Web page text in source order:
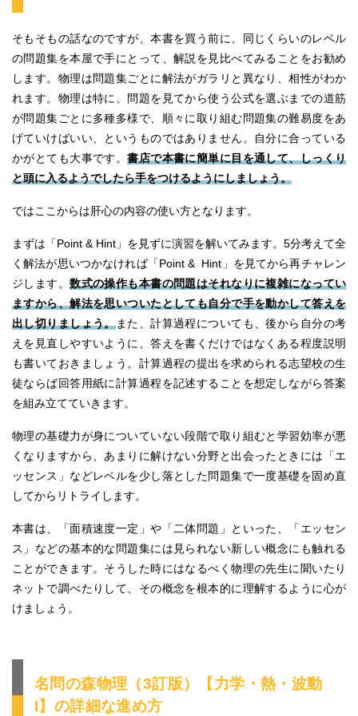
そもそもの話なのですが、本書を買う前に、同じくらいのレベル
の問題集を本屋で手にとって、解説を見比べてみることをお勧め
します。物理は問題集ごとに解法がガラリと異なり、相性がわか
れます。物理は特に、問題を見てから使う公式を選ぶまでの道筋
が問題集ごとに多種多様で、順々に取り組む問題集の難易度をあ
げていけばいい、というものではありません。自分に合っている
かがとても大事です。書店で本書に簡単に目を通して、しっくり
と頭に入るようでしたら手をつけるようにしましょう。
ではここからは肝心の内容の使い方となります。
まずは「Point & Hint」を見ずに演習を解いてみます。5分考えて全
く解法が思いつかなければ「Point & Hint」を見てから再チャレン
ジします。数式の操作も本書の問題はそれなりに複雑になってい
ますから、解法を思いついたとしても自分で手を動かして答えを
出し切りましょう。また、計算過程についても、後から自分の考
えを見直しやすいように、答えを書くだけではなくある程度説明
も書いておきましょう。計算過程の提出を求められる志望校の生
徒ならば回答用紙に計算過程を記述することを想定しながら答案
を組み立てていきます。
物理の基礎力が身についていない段階で取り組むと学習効率が悪
くなりますから、あまりに解けない分野と出会ったときには「エ
ッセンス」などレベルを少し落とした問題集で一度基礎を固め直
してからリトライします。
本書は、「面積速度一定」や「二体問題」といった、「エッセン
ス」などの基本的な問題集には見られない新しい概念にも触れる
ことができます。そうした時にはなるべく物理の先生に聞いたり
ネットで調べたりして、その概念を根本的に理解するように心が
けましょう。
名問の森物理（3訂版）【力学・熱・波動
I】の詳細な進め方